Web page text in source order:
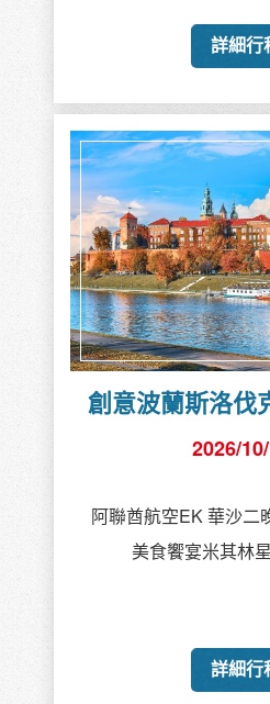
詳細行
創意波蘭斯洛伐
2026/
阿聯酋航空EK 華沙二
美食饗宴米其林
詳細行